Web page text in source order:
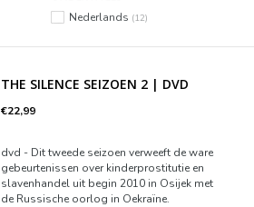
Nederlands (12)
THE SILENCE SEIZOEN 2 | DVD
€22,99
dvd - Dit tweede seizoen verweeft de ware
gebeurtenissen over kinderprostitutie en
slavenhandel uit begin 2010 in Osijek met
de Russische oorlog in Oekraïne.